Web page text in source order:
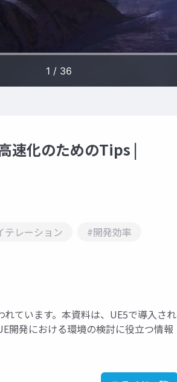
速化のためのTips |
テレーション
#開発効率
ています。本資料は、UE5で導入され
開発における環境の検討に役立つ情報